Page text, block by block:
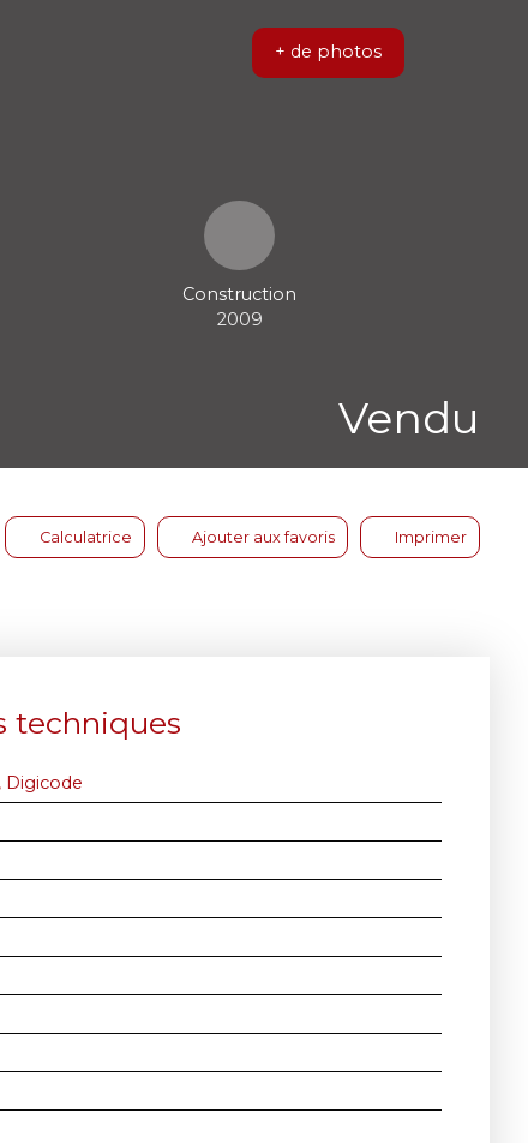
+ de photos
Construction
2009
Vendu
Calculatrice Ajouter aux favoris Imprimer
techniques
Digicode